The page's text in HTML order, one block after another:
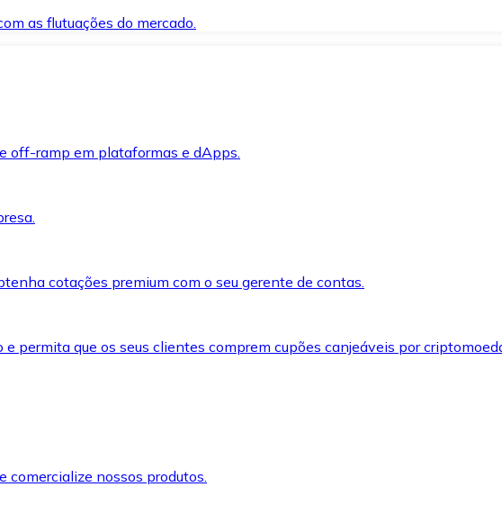
as flutuações do mercado.
off-ramp em plataformas e dApps.
cotações premium com o seu gerente de contas.
permita que os seus clientes comprem cupões canjeáveis por
comercialize nossos produtos.